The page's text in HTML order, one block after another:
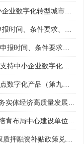
实体经济融资渠道
支持政策以降成
合财政、金融、产
财政安排超长期特
新，降低项目投资额
。滚动实施制造业
基础再造和重大技术
项目申报时间、条件要求、补助奖励
条件要求、奖励标准
、条件要求、扶持奖励
一批）入库储备申报时间、条件要求、补助奖励
）征集申报时间、条件要求
资）政策兑现申报时间、条件要求、扶持奖励
申报时间、条件要求、扶持奖励
申报时间、条件要求、资助奖励